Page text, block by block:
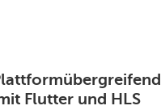
Flutter und HLS